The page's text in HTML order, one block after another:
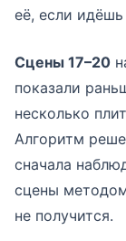
её, если идёшь
Сцены 17–20
показали
несколько
Алгоритм
сначала
сцены
не получится.